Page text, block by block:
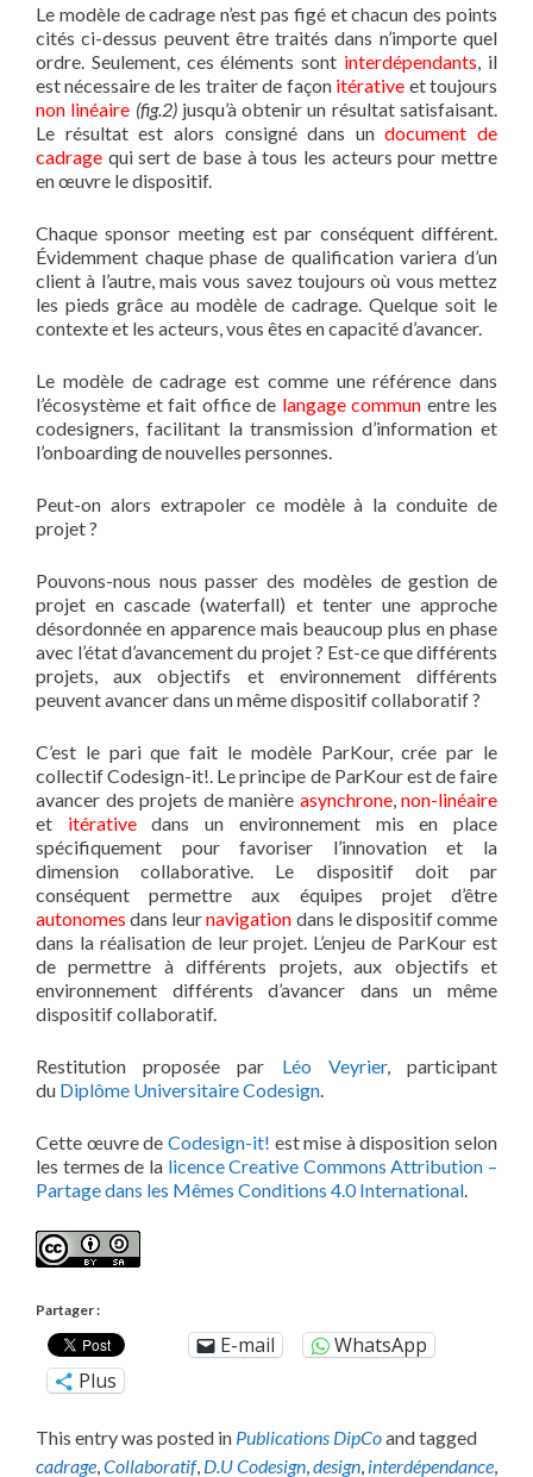
Le modèle de cadrage n’est pas figé et chacun des points
cités ci-dessus peuvent être traités dans n’importe quel
ordre. Seulement, ces éléments sont interdépendants , il
est nécessaire de les traiter de façon itérative et toujours
non linéaire (fig.2) jusqu’à obtenir un résultat satisfaisant.
Le résultat est alors consigné dans undocument de
cadrage qui sert de base à tous les acteurs pour mettre
en œuvre le dispositif.
Chaque sponsor meeting est par conséquent différent.
Évidemment chaque phase de qualification variera d’un
client à l’autre, mais vous savez toujours où vous mettez
les pieds grâce au modèle de cadrage. Quelque soit le
contexte et les acteurs, vous êtes en capacité d’avancer.
Le modèle de cadrage est comme une référence dans
l’écosystème et fait office de langage commun entre les
codesigners, facilitant la transmission d’information et
l’onboarding de nouvelles personnes.
Peut-on alors extrapoler ce modèle à la conduite de
projet ?
Pouvons-nous nous passer des modèles de gestion de
projet en cascade (waterfall) et tenter une approche
désordonnée en apparence mais beaucoup plus en phase
avec l’état d’avancement du projet ? Est-ce que différents
projets, aux objectifs et environnement différents
peuvent avancer dans un même dispositif collaboratif ?
C’est le pari que fait le modèle ParKour, crée par le
collectif Codesign-it!. Le principe de ParKour est de faire
avancer des projets de manière asynchrone, non-linéaire
et itérativedans un environnement mis en place
spécifiquement pour favoriser l’innovation et la
dimension collaborative. Le dispositif doit par
conséquent permettre aux équipes projet d’être
autonomes dans leurnavigation dans le dispositif comme
dans la réalisation de leur projet. L’enjeu de ParKour est
de permettre à différents projets, aux objectifs et
environnement différents d’avancer dans un même
dispositif collaboratif.
Restitution proposée par Léo Veyrier, participant
du Diplôme Universitaire Codesign
Cette œuvre de Codesign-it! est mise à disposition selon
les termes de la licence Creative Commons Attribution –
Partage dans les Mêmes Conditions 4.0 International
Partager :
E-mail
WhatsApp
Plus
This entry was posted in Publications DipCoand tagged
cadrage Collaboratif, D.U Codesign design interdépendance